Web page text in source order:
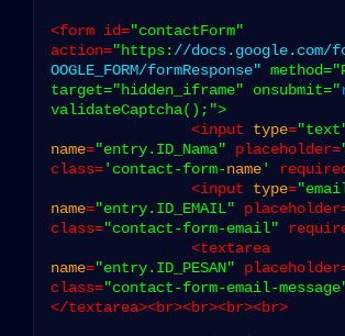
<form id="contactForm"
action="https: //docs.google.com/
OOGLE_FORM/formResponse" method=
target="hidden_iframe" onsubmit="
validateCaptcha();">
<input type=
name="entry.ID_Nama" placeholder=
class='contact-form-name'
<input type=
name="entry.ID_EMAIL"
class="contact-form-email"
name="entry.ID_PESAN"
class="contact-form-email-
</textarea><br><br><br><br>